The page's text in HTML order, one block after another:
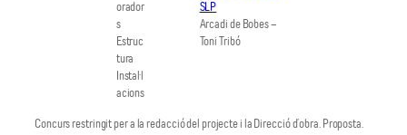
orador
s
Estruc
tura
Instal·l
acions
SLP
Arcadi de Bobes –
Toni Tribó
Concurs restringit per a la redacció del projecte i la Direcció d’obra. Proposta.